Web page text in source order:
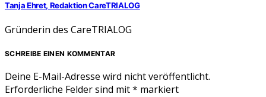
Tanja Ehret, Redaktion CareTRIALOG
Gründerin des CareTRIALOG
SCHREIBE EINEN KOMMENTAR
Deine E-Mail-Adresse wird nicht veröffentlicht.
Erforderliche Felder sind mit* markiert